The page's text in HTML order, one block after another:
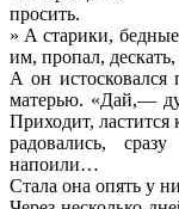
просить.
» А старики,
им, пропал,
А он истосковался
матерью. «Дай,—
Приходит, ластится
радовались,
напоили…
Стала она опять у